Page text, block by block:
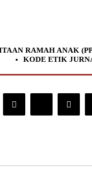
RAMAH ANAK
KODE ETIK